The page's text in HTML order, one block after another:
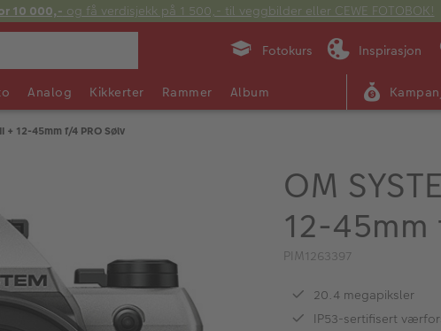
10 000,- og få verdisjekk på 1 500,- til veggbilder eller CEWE FOTOBOK!
Fotokurs Inspirasjon
Analog Kikkerter Rammer Album
+ 12-45mm f/4 PRO Sølv
OM
12-
PIM1263397
20.4 megapiksler
IP53-sertifisert